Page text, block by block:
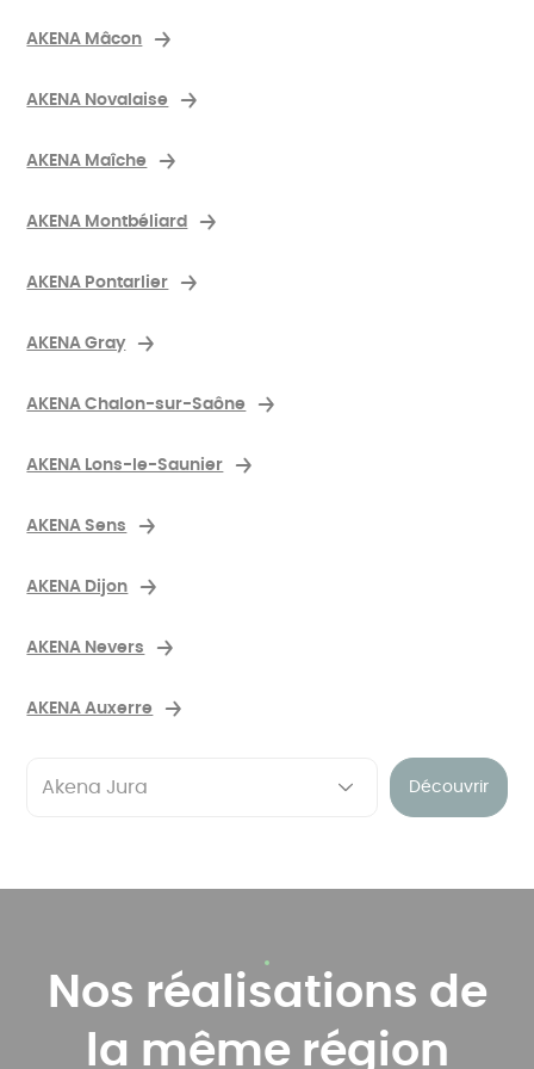
AKENA Mâcon
AKENA Novalaise
AKENA Maîche
AKENA Montbéliard
AKENA Pontarlier
AKENA Gray
AKENA Chalon-sur-Saône
AKENA Lons-le-Saunier
AKENA Sens
AKENA Dijon
AKENA Nevers
AKENA Auxerre
Découvrir
Nos réalisations de
la même région